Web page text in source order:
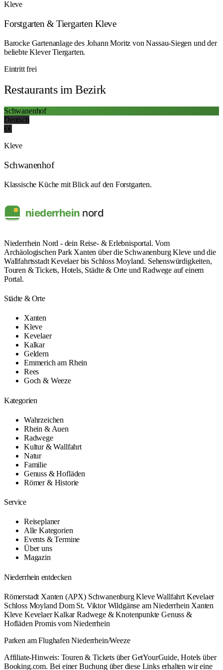
Kleve
Forstgarten & Tiergarten Kleve
Barocke Gartenanlage des Johann Moritz von Nassau-Siegen und der
beliebte Klever Tiergarten.
Eintritt frei
Restaurants im Bezirk
Schwanenhof
Deutsch
€€
Kleve
Schwanenhof
Klassische Küche mit Blick auf den Forstgarten.
Niederrhein Nord - dein Reise- & Erlebnisportal. Vom
Archäologischen Park Xanten über die Schwanenburg Kleve und die
Wallfahrtsstadt Kevelaer bis Schloss Moyland. Sehenswürdigkeiten,
Touren & Tickets, Hotels, Städte & Orte und Radwege auf einem
Portal.
Städte & Orte
Xanten
Kleve
Kevelaer
Kalkar
Geldern
Emmerich am Rhein
Rees
Goch & Weeze
Kategorien
Wahrzeichen
Rhein & Auen
Radwege
Kultur & Wallfahrt
Natur
Familie
Genuss & Hofläden
Römer & Historie
Service
Reiseplaner
Alle Kategorien
Events & Termine
Über uns
Magazin
Niederrhein entdecken
Römerstadt Xanten (APX) Schwanenburg Kleve Wallfahrt Kevelaer
Schloss Moyland Dom St. Viktor Wildgänse am Niederrhein Xanten
Kleve Kevelaer Kalkar Radwege & Knotenpunkte Genuss &
Hofläden Promis vom Niederrhein
Parken am Flughafen Niederrhein/Weeze
Affiliate-Hinweis: Touren & Tickets über GetYourGuide, Hotels über
Booking.com. Bei einer Buchung über diese Links erhalten wir eine